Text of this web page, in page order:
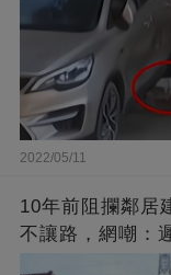
2022/05/11
10年前阻攔鄰居
不讓路，網嘲：